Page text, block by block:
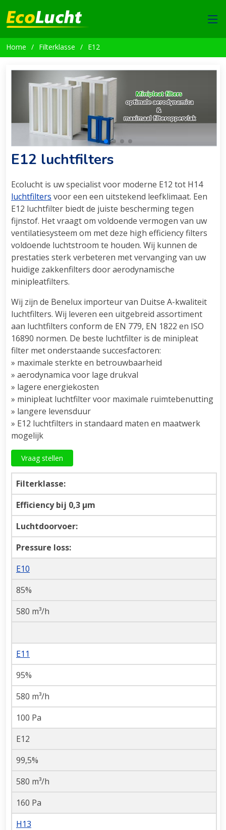
Home Filterklasse E12
E12 luchtfilters
Ecolucht is uw specialist voor moderne E12 tot H14
luchtfilters voor een een uitstekend leefklimaat. Een
E12 luchtfilter biedt de juiste bescherming tegen
fijnstof. Het vraagt om voldoende vermogen van uw
ventilatiesysteem om met deze high efficiency filters
voldoende luchtstroom te houden. Wij kunnen de
prestaties sterk verbeteren met vervanging van uw
huidige zakkenfilters door aerodynamische
minipleatfilters.
Wij zijn de Benelux importeur van Duitse A-kwaliteit
luchtfilters. Wij leveren een uitgebreid assortiment
aan luchtfilters conform de EN 779, EN 1822 en ISO
16890 normen. De beste luchtfilter is de minipleat
filter met onderstaande succesfactoren:
» maximale sterkte en betrouwbaarheid
» aerodynamica voor lage drukval
» lagere energiekosten
» minipleat luchtfilter voor maximale ruimtebenutting
» langere levensduur
» E12 luchtfilters in standaard maten en maatwerk
mogelijk
Vraag stellen
Filterklasse:
Efficiency bij 0,3 µm
Luchtdoorvoer:
Pressure loss:
E10
85%
580 m³/h
E11
95%
580 m³/h
100 Pa
E12
99,5%
580 m³/h
160 Pa
H13